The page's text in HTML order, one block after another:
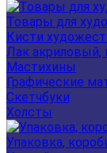
Товары для
Кисти
Лак акриловый,
Мастихины
Графические
Скетчбуки
Холсты
Упаковка,